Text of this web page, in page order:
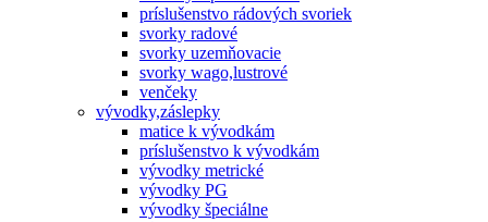
príslušenstvo rádových svoriek
svorky radové
svorky uzemňovacie
svorky wago,lustrové
venčeky
vývodky,záslepky
matice k vývodkám
príslušenstvo k vývodkám
vývodky metrické
vývodky PG
vývodky špeciálne